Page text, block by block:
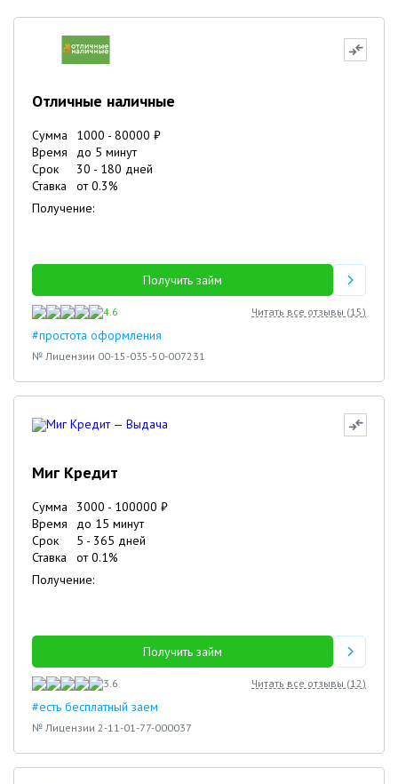
Отличные наличные
Сумма 1000 - 80000 ₽
Время
до 5 минут
Срок
30 - 180 дней
Ставка
от0.3%
Получение:
Получить займ
4.6 Читать все отзывы (15)
#простота оформления
№ Лицензии 00-15-035-50-007231
Миг Кредит
Сумма 3000 - 100000 ₽
Время
до 15 минут
Срок
5 - 365 дней
Ставка
от0.1%
Получение:
Получить займ
3.6 Читать все отзывы (12)
#есть бесплатный заем
№ Лицензии 2-11-01-77-000037